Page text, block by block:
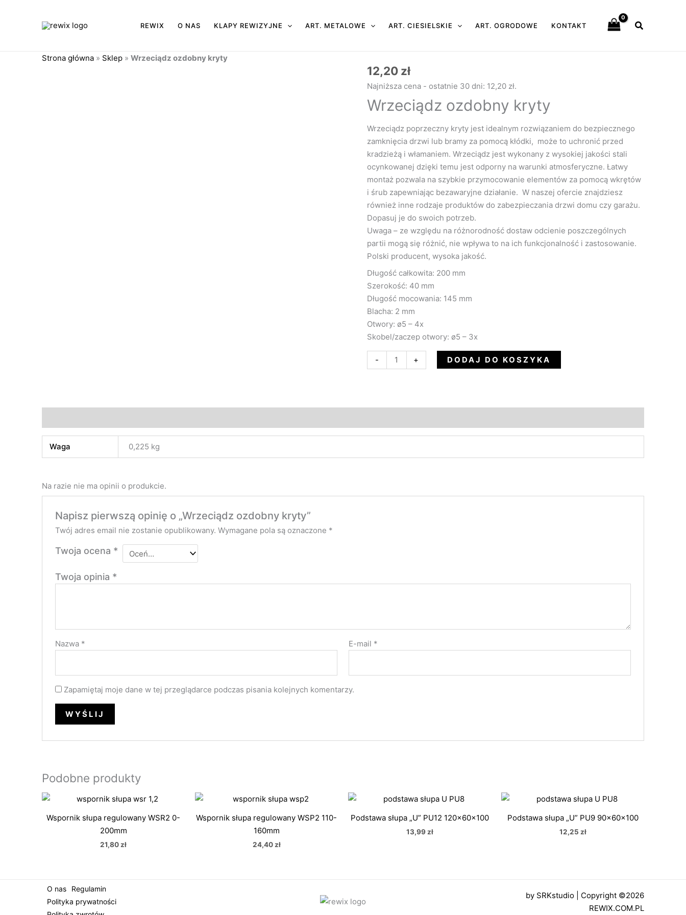
REWIX O NAS KLAPY REWIZYJNE ART. METALOWE ART. CIESIELSKIE ART. OGRODOWE KONTAKT Szukaj
Strona główna » Sklep » Wrzeciądz ozdobny kryty
12,20 zł
Najniższa cena - ostatnie 30 dni: 12,20 zł.
Wrzeciądz ozdobny kryty
Wrzeciądz poprzeczny kryty jest idealnym rozwiązaniem do bezpiecznego
zamknięcia drzwi lub bramy za pomocą kłódki, może to uchronić przed
kradzieżą i włamaniem. Wrzeciądz jest wykonany z wysokiej jakości stali
ocynkowanej dzięki temu jest odporny na warunki atmosferyczne. Łatwy
montaż pozwala na szybkie przymocowanie elementów za pomocą wkrętów
i śrub zapewniając bezawaryjne działanie. W naszej ofercie znajdziesz
również inne rodzaje produktów do zabezpieczania drzwi domu czy garażu.
Dopasuj je do swoich potrzeb.
Uwaga – ze względu na różnorodność dostaw odcienie poszczególnych
partii mogą się różnić, nie wpływa to na ich funkcjonalność i zastosowanie.
Polski producent, wysoka jakość.
Długość całkowita: 200 mm
Szerokość: 40 mm
Długość mocowania: 145 mm
Blacha: 2 mm
Otwory: ø5 – 4x
Skobel/zaczep otwory: ø5 – 3x
-
ilość
Wrzeciądz
kryty
+ DODAJ DO KOSZYKA
Waga 0,225 kg
Na razie nie ma opinii o produkcie.
Napisz pierwszą opinię o „Wrzeciądz ozdobny kryty”
Twój adres email nie zostanie opublikowany. Wymagane pola są oznaczone *
Twoja ocena *
Twoja opinia *
Nazwa * E-mail *
Zapamiętaj moje dane w tej przeglądarce podczas pisania kolejnych komentarzy.
Podobne produkty
Wspornik słupa regulowany WSR2 0-
200mm
21,80 zł
Wspornik słupa regulowany WSP2 110-
160mm
24,40 zł
Podstawa słupa „U” PU12 120x60x100
13,99 zł
Podstawa słupa „U” PU9 90x60x100
12,25 zł
O nas
Regulamin
Polityka prywatności
by SRKstudio | Copyright ©2026
REWIX.COM.PL